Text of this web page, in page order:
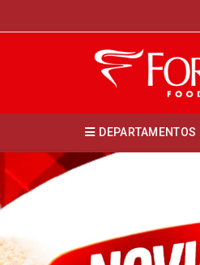
DEPARTAMENTOS